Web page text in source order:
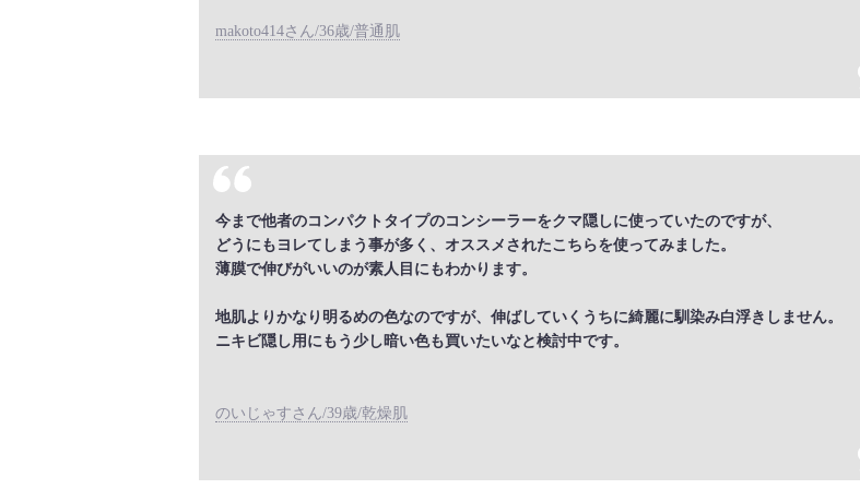
makoto414さん/36歳/普通肌
今まで他者のコンパクトタイプのコンシーラーをクマ隠しに使っていたのですが、
どうにもヨレてしまう事が多く、オススメされたこちらを使ってみました。
薄膜で伸びがいいのが素人目にもわかります。
地肌よりかなり明るめの色なのですが、伸ばしていくうちに綺麗に馴染み白浮きしません。
ニキビ隠し用にもう少し暗い色も買いたいなと検討中です。
のいじゃすさん/39歳/乾燥肌